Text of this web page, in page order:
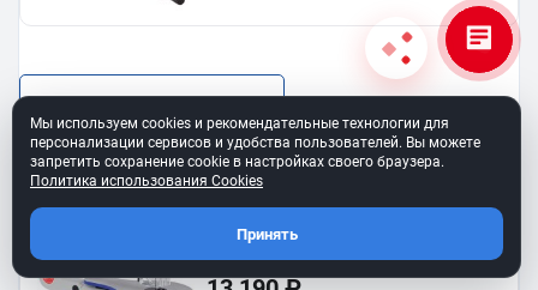
Показать еще
BELMASH SS-400VS
Мы используем cookies и рекомендательные технологии для
персонализации сервисов и удобства пользователей. Вы можете
запретить сохранение cookie в настройках своего браузера.
Политика использования Cookies
Принять